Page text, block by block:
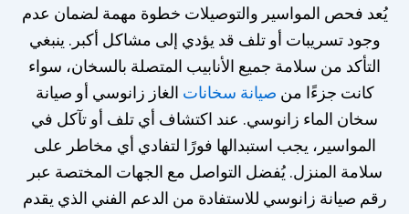
يُعد فحص المواسير والتوصيلات خطوة مهمة لضمان عدم
وجود تسريبات أو تلف قد يؤدي إلى مشاكل أكبر. ينبغي
التأكد من سلامة جميع الأنابيب المتصلة بالسخان، سواء
كانت جزءًا من صيانة سخانات الغاز زانوسي أو صيانة
سخان الماء زانوسي. عند اكتشاف أي تلف أو تآكل في
المواسير، يجب استبدالها فورًا لتفادي أي مخاطر على
سلامة المنزل. يُفضل التواصل مع الجهات المختصة عبر
رقم صيانة زانوسي للاستفادة من الدعم الفني الذي يقدم